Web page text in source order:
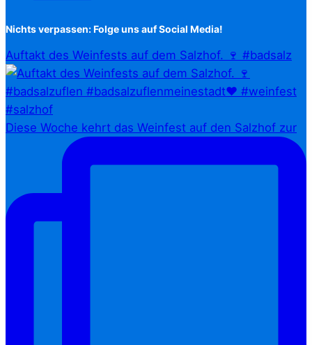
Nichts verpassen: Folge uns auf Social Media!
Auftakt des Weinfests auf dem Salzhof. 🍷 #badsalz
Diese Woche kehrt das Weinfest auf den Salzhof zur